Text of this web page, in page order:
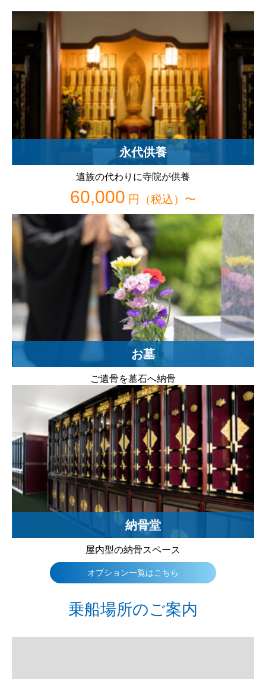
永代供養
遺族の代わりに寺院が供養
60,000 円（税込）〜
お墓
ご遺骨を墓石へ納骨
納骨堂
屋内型の納骨スペース
オプション一覧はこちら
乗船場所のご案内